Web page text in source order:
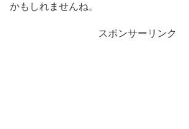
かもしれませんね。
スポンサーリンク